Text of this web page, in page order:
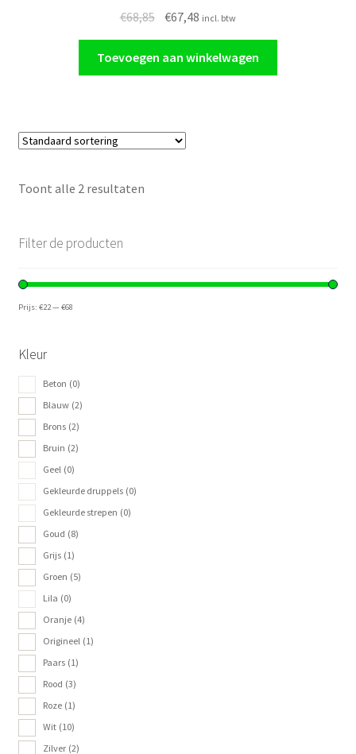
€68,85 Oorspronkelijke
was:
€68,85.
€67,48 Huidige
is:
€67,48.
incl. btw
Toevoegen aan winkelwagen
Toont alle 2 resultaten
Filter de producten
Prijs: €22— €68
Kleur
Beton (0)
Blauw (2)
Brons (2)
Bruin (2)
Geel (0)
Gekleurde druppels (0)
Gekleurde strepen (0)
Goud (8)
Grijs (1)
Groen (5)
Lila (0)
Oranje (4)
Origineel (1)
Paars (1)
Rood (3)
Roze (1)
Wit (10)
Zilver (2)